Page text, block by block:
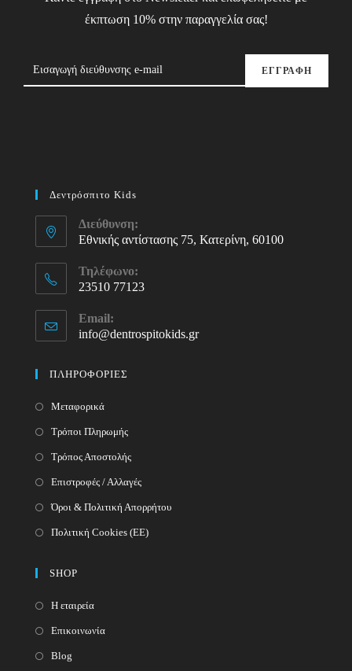
έκπτωση 10% στην παραγγελία σας!
ΕΓΓΡΑΦΗ
Δεντρόσπιτο Kids
Διεύθυνση:
Εθνικής αντίστασης 75, Κατερίνη, 60100
Τηλέφωνο:
23510 77123
in
your
Email:
info@dentrospitokids.grOpens
ΠΛΗΡΟΦΟΡΙΕΣ
Μεταφορικά
Τρόποι Πληρωμής
Τρόπος Αποστολής
Επιστροφές / Αλλαγές
Όροι & Πολιτική Απορρήτου
Πολιτική Cookies (ΕΕ)
SHOP
Η εταιρεία
Επικοινωνία
Blog